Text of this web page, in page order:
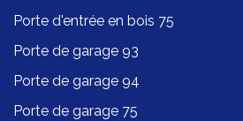
Porte d'entrée en bois 75
Porte de garage 93
Porte de garage 94
Porte de garage 75